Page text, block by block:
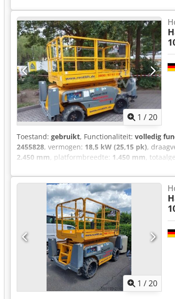
1 /20
Toestand: gebruikt, Functionaliteit: volledig
2455828, vermogen: 18,5 kW (25,15 pk),
2.450 mm, platformbreedte: 1.450 mm,
bandenmaten:26 x 12-16,5, kleur:geel,
Bouwjaar: 2020 Werkhoogte: 10,28 m
Afmetingen (L x B): 3,17 m x 1,78 m
m Motor: 18,5 kW (diesel) Djdpfxoyqyt Re
Normale gebruikssporen
1 /20